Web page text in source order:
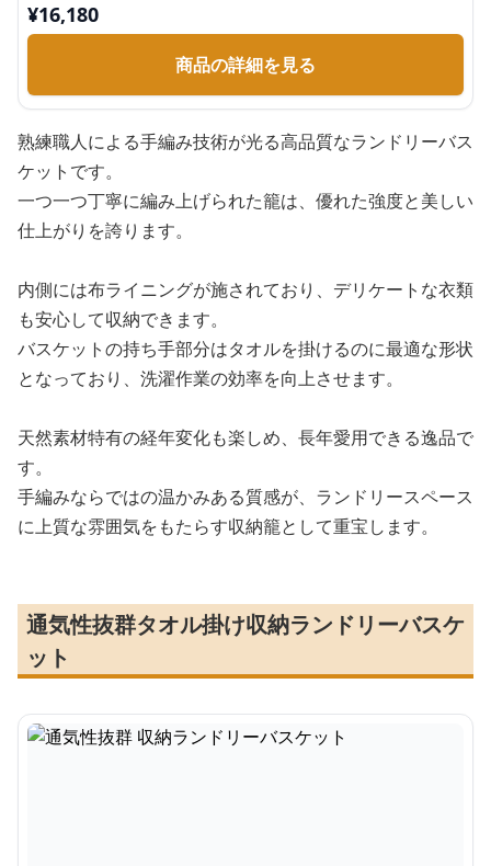
¥16,180
商品の詳細を見る
熟練職人による手編み技術が光る高品質なランドリーバス
ケットです。
一つ一つ丁寧に編み上げられた籠は、優れた強度と美しい
仕上がりを誇ります。
内側には布ライニングが施されており、デリケートな衣類
も安心して収納できます。
バスケットの持ち手部分はタオルを掛けるのに最適な形状
となっており、洗濯作業の効率を向上させます。
天然素材特有の経年変化も楽しめ、長年愛用できる逸品で
す。
手編みならではの温かみある質感が、ランドリースペース
に上質な雰囲気をもたらす収納籠として重宝します。
通気性抜群タオル掛け収納ランドリーバスケ
ット